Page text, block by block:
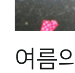
여름